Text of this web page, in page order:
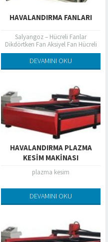
HAVALANDIRMA FANLARI
Salyangoz – Hücreli Fanlar
Dikdörtken Fan Aksiyel Fan Hücreli
Fan Hücreli Fan Duvar Tipi Fan Duvar
Tipi Fan Radyal Kanal...
DEVAMINI OKU
HAVALANDIRMA PLAZMA
KESIM MAKINASI
plazma kesim
DEVAMINI OKU